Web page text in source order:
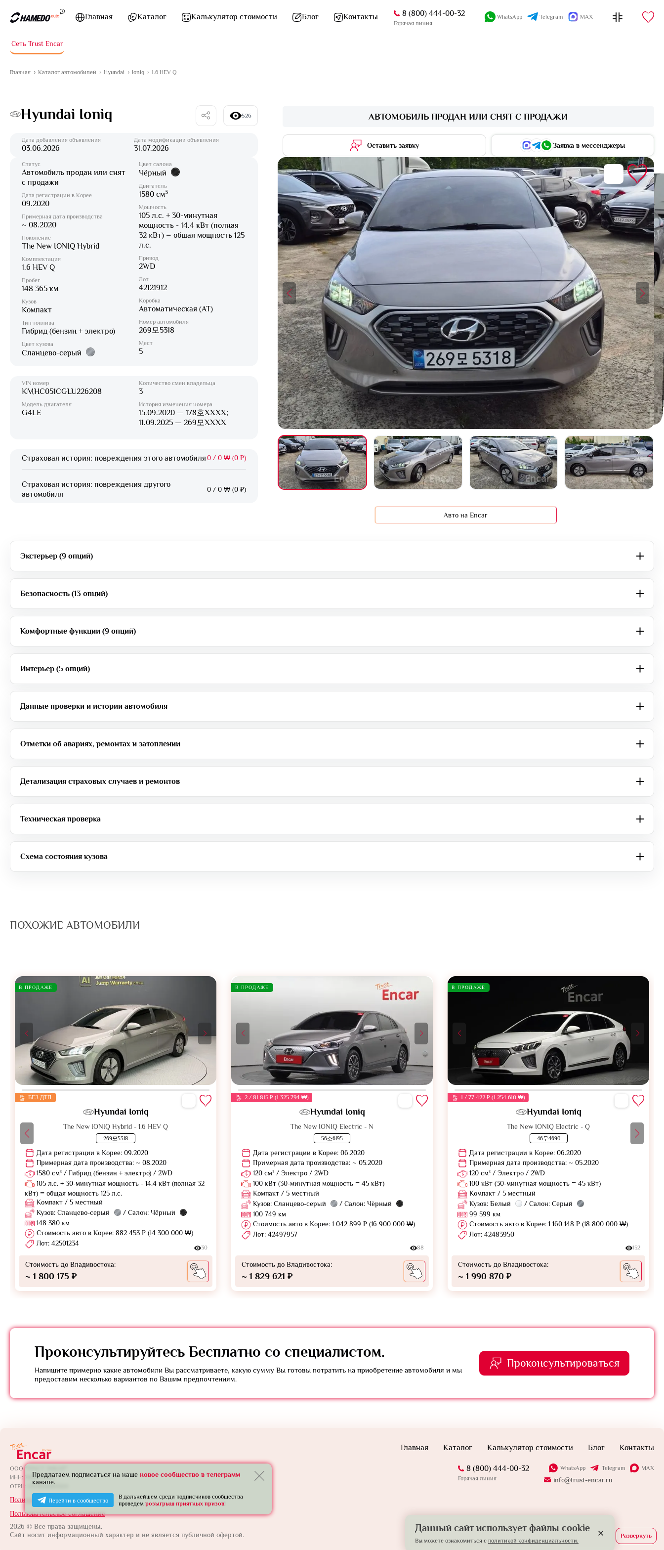
Главная
Каталог Калькулятор стоимости Блог Контакты 8 (800) 444-00-32
Горячая линия
WhatsApp Telegram MAX
Сеть Trust Encar
Главная Каталог автомобилей Hyundai Ioniq 1.6 HEV Q
Hyundai Ioniq 526
Дата добавления объявления
03.06.2026
Дата модификации объявления
31.07.2026
АВТОМОБИЛЬ ПРОДАН ИЛИ СНЯТ С ПРОДАЖИ
Оставить заявку Заявка в мессенджеры
Статус
Автомобиль продан или снят
с продажи
Дата регистрации в Корее
09.2020
Примерная дата производства
~ 08.2020
Поколение
The New IONIQ Hybrid
Комплектация
1.6 HEV Q
Пробег
148 365 км
Кузов
Компакт
Тип топлива
Гибрид (бензин + электро)
Цвет кузова
Сланцево-серый
Цвет салона
Чёрный
Двигатель
1580 см3
Мощность
105 л.с. + 30-минутная
мощность - 14.4 кВт (полная
32 кВт) = общая мощность 125
л.с.
Привод
2WD
Лот
42121912
Коробка
Автоматическая (AT)
Номер автомобиля
269모5318
Мест
5
VIN номер
KMHC051CGLU226208
Модель двигателя
G4LE
Количество смен владельца
3
История изменения номера
15.09.2020 — 178호XXXX;
11.09.2025 — 269모XXXX
Страховая история: повреждения этого автомобиля0 / 0 ₩ (0 ₽)
Страховая история: повреждения другого
автомобиля
0 / 0 ₩ (0 ₽)
Авто на Encar
Экстерьер (9 опций)
Безопасность (13 опций)
Комфортные функции (9 опций)
Интерьер (5 опций)
Данные проверки и истории автомобиля
Отметки об авариях, ремонтах и затоплении
Детализация страховых случаев и ремонтов
Техническая проверка
Схема состояния кузова
ПОХОЖИЕ АВТОМОБИЛИ
В ПРОДАЖЕ
БЕЗ ДТП
Hyundai Ioniq
The New IONIQ Hybrid - 1.6 HEV Q
269모5318
Дата регистрации в Корее: 09.2020
Примерная дата производства: ~ 08.2020
1580 см³ / Гибрид (бензин + электро) / 2WD
105 л.с. + 30-минутная мощность - 14.4 кВт (полная 32
кВт) = общая мощность 125 л.с.
Компакт / 5 местный
Кузов: Сланцево-серый
/ Салон: Чёрный
148 380 км
Стоимость авто в Корее: 882 453 ₽ (14 300 000 ₩)
Лот: 42501234
30
Стоимость до Владивостока:
~ 1 800 175 ₽
В ПРОДАЖЕ
2 / 81 815 ₽ (1 325 794 ₩)
Hyundai Ioniq
The New IONIQ Electric - N
56소6195
Дата регистрации в Корее: 06.2020
Примерная дата производства: ~ 05.2020
120 см³ / Электро / 2WD
100 кВт (30-минутная мощность = 45 кВт)
Компакт / 5 местный
Кузов: Сланцево-серый
/ Салон: Чёрный
100 749 км
Стоимость авто в Корее: 1 042 899 ₽ (16 900 000 ₩)
Лот: 42497957
88
Стоимость до Владивостока:
~ 1 829 621 ₽
В ПРОДАЖЕ
1 / 77 422 ₽ (1 254 610 ₩)
Hyundai Ioniq
The New IONIQ Electric - Q
46무4690
Дата регистрации в Корее: 06.2020
Примерная дата производства: ~ 05.2020
120 см³ / Электро / 2WD
100 кВт (30-минутная мощность = 45 кВт)
Компакт / 5 местный
Кузов: Белый
/ Салон: Серый
99 599 км
Стоимость авто в Корее: 1 160 148 ₽ (18 800 000 ₩)
Лот: 42483950
152
Стоимость до Владивостока:
~ 1 990 870 ₽
Проконсультируйтесь Бесплатно со специалистом.
Напишите примерно какие автомобили Вы рассматриваете, какую сумму Вы готовы потратить на приобретение автомобиля и мы
предоставим несколько вариантов по Вашим предпочтениям.
Проконсультироваться
ООО "ТРАСТ ЭНКАР"
ИНН: 7801739565
ОГРН: 1257800005924
Политика конфиденциальности
Пользовательское соглашение
2026 © Все права защищены.
Сайт носит информационный характер и не является публичной офертой.
Главная Каталог Калькулятор стоимости Блог Контакты
8 (800) 444-00-32
Горячая линия
WhatsApp Telegram MAX
info@trust-encar.ru
Данный сайт использует файлы cookie
Вы можете ознакомиться с политикой конфиденциальности.
Предлагаем подписаться на наше новое сообщество в телеграмм
канале.
Перейти в сообщество
В дальнейшем среди подписчиков сообщества
проведем розыгрыш приятных призов!
Развернуть